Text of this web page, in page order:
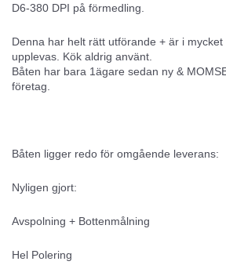
D6-380 DPI på förmedling.
Denna har helt rätt utförande + är i
upplevas. Kök aldrig använt.
Båten har bara 1ägare sedan ny &
företag.
Båten ligger redo för omgående leverans:
Nyligen gjort:
Avspolning + Bottenmålning
Hel Polering